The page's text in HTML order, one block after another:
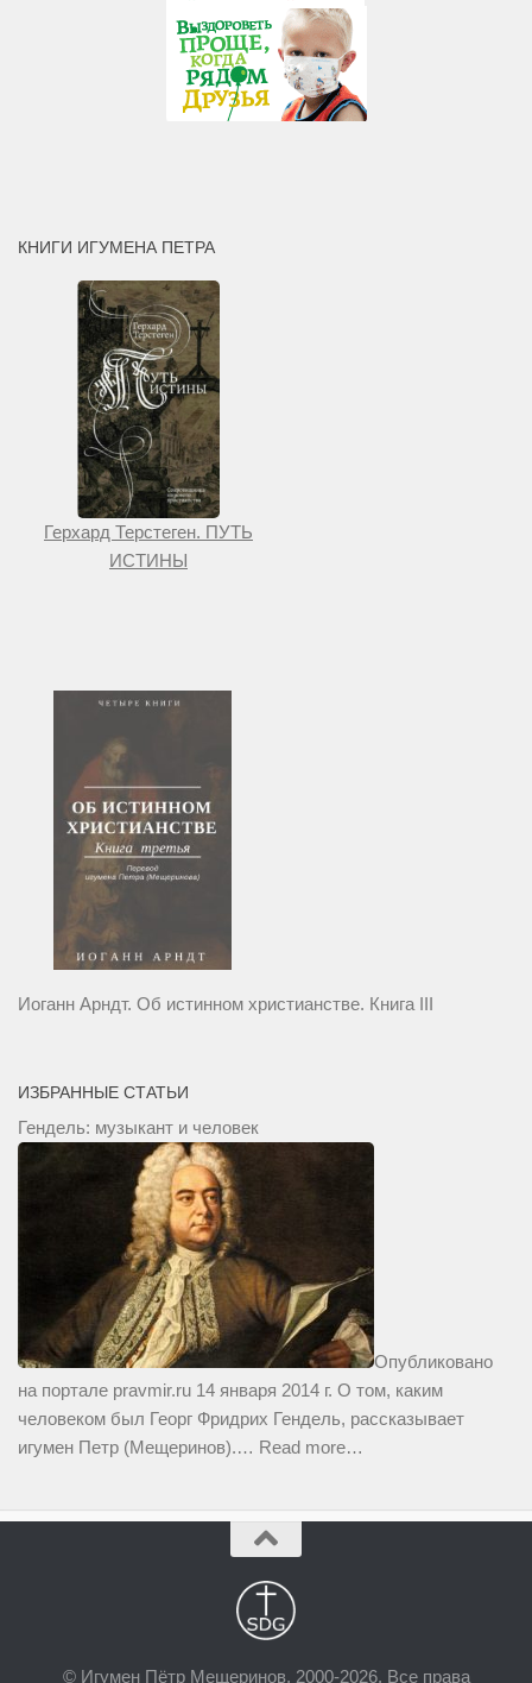
КНИГИ ИГУМЕНА ПЕТРА
Герхард Терстеген. ПУТЬ
ИСТИНЫ
Иоганн Арндт. Об истинном христианстве. Книга III
ИЗБРАННЫЕ СТАТЬИ
Гендель: музыкант и человек
Опубликовано
на портале pravmir.ru 14 января 2014 г. О том, каким
человеком был Георг Фридрих Гендель, рассказывает
игумен Петр (Мещеринов).… Read more…
© Игумен Пётр Мещеринов, 2000-2026. Все права